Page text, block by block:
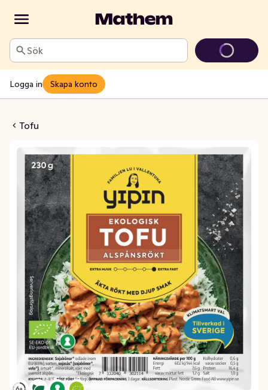
Sök
Logga in Skapa konto
TofuEKO